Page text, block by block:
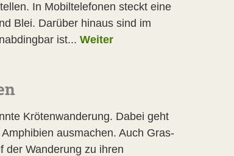
In Mobiltelefonen steckt eine
Blei. Darüber hinaus sind im
ist... Weiter
Krötenwanderung. Dabei geht
ausmachen. Auch Gras-
der Wanderung zu ihren